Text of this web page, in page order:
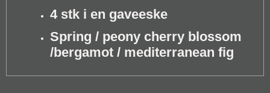
4 stk i en gaveeske
Spring / peony cherry blossom
/bergamot / mediterranean fig